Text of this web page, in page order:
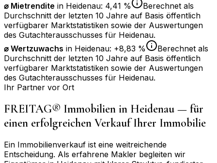
⌀ Mietrendite in Heidenau: 4,41 %
Berechnet als
Durchschnitt der letzten 10 Jahre auf Basis öffentlich
verfügbarer Marktstatistiken sowie der Auswertungen
des Gutachterausschusses für Heidenau.
⌀ Wertzuwachs in Heidenau: +8,83 %
Berechnet als
Durchschnitt der letzten 10 Jahre auf Basis öffentlich
verfügbarer Marktstatistiken sowie der Auswertungen
des Gutachterausschusses für Heidenau.
Ihr Partner vor Ort
FREITAG® Immobilien in Heidenau — für
einen erfolgreichen Verkauf Ihrer Immobilie
Ein Immobilienverkauf ist eine weitreichende
Entscheidung. Als erfahrene Makler begleiten wir